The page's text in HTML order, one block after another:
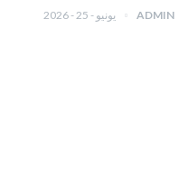
ADMIN يونيو - 25 - 2026